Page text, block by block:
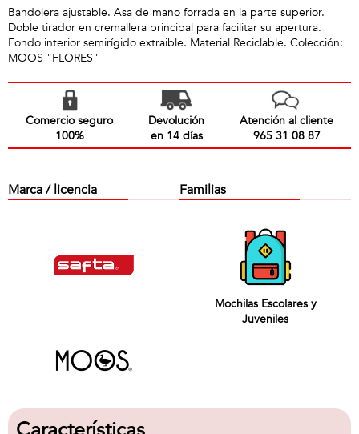
Bandolera ajustable. Asa de mano forrada en la parte superior.
Doble tirador en cremallera principal para facilitar su apertura.
Fondo interior semirígido extraible. Material Reciclable. Colección:
MOOS "FLORES"
Comercio seguro
100%
Devolución
en 14 días
Atención al cliente
965 31 08 87
Marca / licencia Familias
Mochilas Escolares y
Juveniles